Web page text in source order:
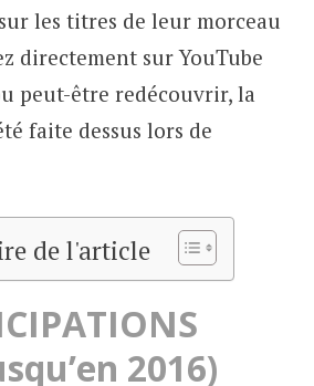
les titres de leur morceau
directement sur YouTube
peut-être redécouvrir, la
faite dessus lors de
de l'article
2016)